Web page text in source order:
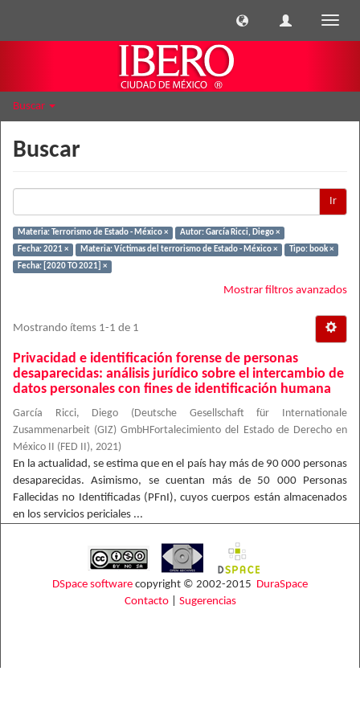
Buscar
Buscar
Ir
Materia: Terrorismo de Estado - México ×
Autor: García Ricci, Diego ×
Fecha: 2021 ×
Materia: Víctimas del terrorismo de Estado - México ×
Tipo: book ×
Fecha: [2020 TO 2021] ×
Mostrar filtros avanzados
Mostrando ítems 1-1 de 1
Privacidad e identificación forense de personas
desaparecidas: análisis jurídico sobre el intercambio de
datos personales con fines de identificación humana
García Ricci, Diego ( Deutsche Gesellschaft für Internationale
Zusammenarbeit (GIZ) GmbHFortalecimiento del Estado de Derecho en
México II (FED II), 2021)
En la actualidad, se estima que en el país hay más de 90 000 personas
desaparecidas. Asimismo, se cuentan más de 50 000 Personas
Fallecidas no Identificadas (PFnI), cuyos cuerpos están almacenados
en los servicios periciales ...
DSpace software copyright © 2002-2015 DuraSpace
Contacto| Sugerencias